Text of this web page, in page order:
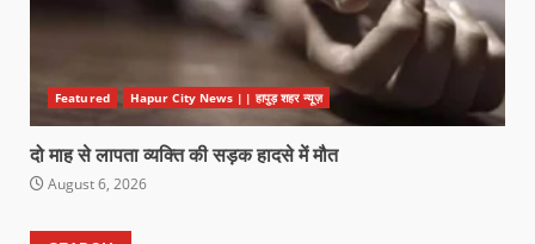
Featured Hapur City News || हापुड़ शहर न्यूज़
दो माह से लापता व्यक्ति की सड़क हादसे में मौत
August 6, 2026